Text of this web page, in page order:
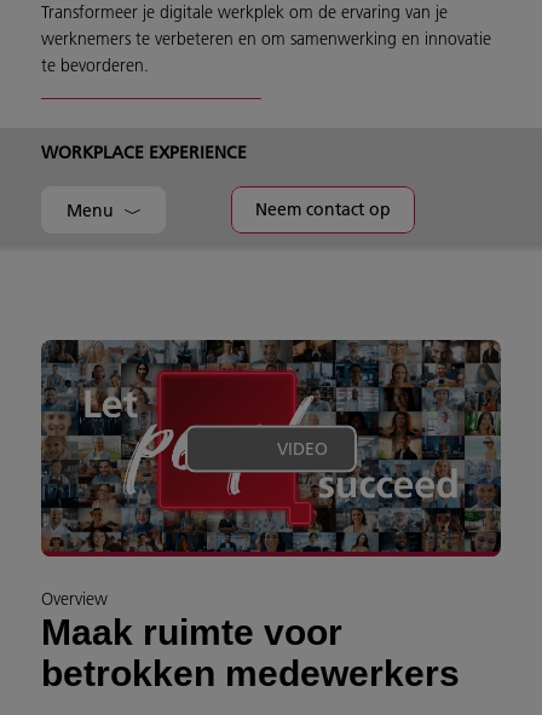
Transformeer je digitale werkplek om de ervaring van je
werknemers te verbeteren en om samenwerking en innovatie
te bevorderen.
WORKPLACE EXPERIENCE
Menu Neem contact op
Overview
Maak ruimte voor
betrokken medewerkers
VIDEO